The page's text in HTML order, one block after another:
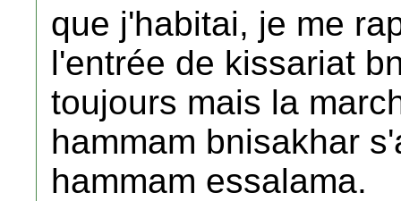
que j'habitai, je me
l'entrée de kissariat
toujours mais la
hammam bnisakhar
hammam essalama.